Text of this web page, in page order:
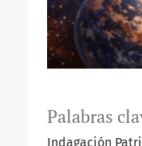
Palabras
Indagación